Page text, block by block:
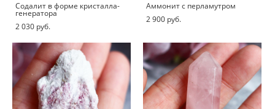
Содалит в форме кристалла-
генератора
2 030 pуб.
Аммонит с перламутром
2 900 pуб.